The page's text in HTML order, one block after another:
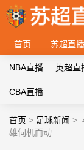
首页 苏超直播
NBA直播 英超直
CBA直播
首页 > 足球新闻 >
雄伺机而动